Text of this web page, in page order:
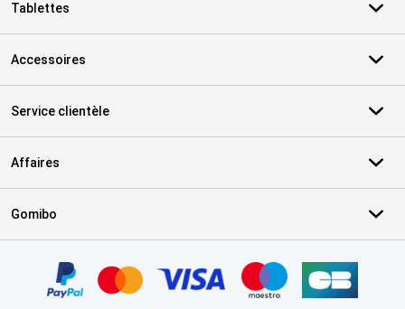
Tablettes
Accessoires
Service clientèle
Affaires
Gomibo